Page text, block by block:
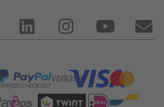
Vorkasse